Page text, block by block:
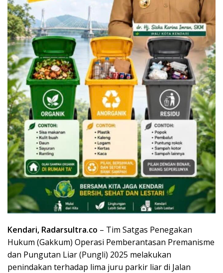
Kendari, Radarsultra.co – Tim Satgas Penegakan
Hukum (Gakkum) Operasi Pemberantasan Premanisme
dan Pungutan Liar (Pungli) 2025 melakukan
penindakan terhadap lima juru parkir liar di Jalan